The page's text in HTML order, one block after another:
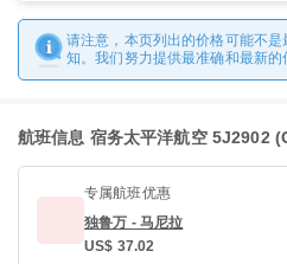
请注意，本页列出的价格可能不
知。我们努力提供最准确和最新的
航班信息 宿务太平洋航空 5J2902
专属航班优惠
独鲁万 - 马尼拉
US$ 37.02